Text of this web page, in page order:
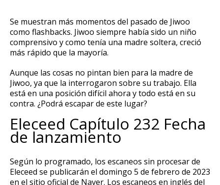
Se muestran más momentos del pasado de Jiwoo
como flashbacks. Jiwoo siempre había sido un niño
comprensivo y como tenía una madre soltera, creció
más rápido que la mayoría.
Aunque las cosas no pintan bien para la madre de
Jiwoo, ya que la interrogaron sobre su trabajo. Ella
está en una posición difícil ahora y todo está en su
contra. ¿Podrá escapar de este lugar?
Eleceed Capítulo 232 Fecha
de lanzamiento
Según lo programado, los escaneos sin procesar de
Eleceed se publicarán el domingo 5 de febrero de 2023
en el sitio oficial de Naver. Los escaneos en inglés del